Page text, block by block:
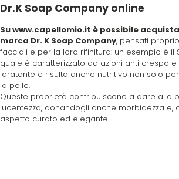
Scenic
SCHWARZKOPF
Selective
Tahe
Dr.K Soap Company online
Su www.capellomio.it è possibile
marca Dr. K Soap Company, pensati
facciali e per la loro rifinitura: un esempio è il
quale è caratterizzato da azioni anti crespo
idratante e risulta anche nutritivo non solo
la pelle.
Queste proprietà contribuiscono a dare alla
lucentezza, donandogli anche morbidezza e,
aspetto curato ed elegante.